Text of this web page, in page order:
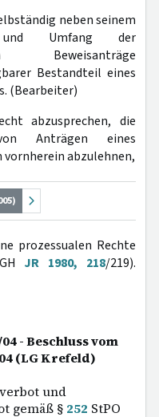
neben seinem
und Umfang der
Beweisanträge
Bestandteil eines
(Bearbeiter)
abzusprechen, die
Anträgen eines
abzulehnen,
prozessualen Rechte
JR 1980, 218/219).
04 - Beschluss vom
(LG Krefeld)
und
gemäß § 252 StPO